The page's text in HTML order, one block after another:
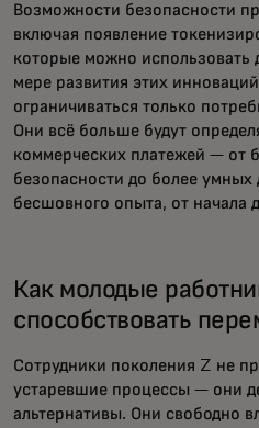
Возможности безопасности
включая появление
которые можно использовать
мере развития этих
ограничиваться только
Они всё больше будут
коммерческих платежей — от
безопасности до более умных
бесшовного опыта, от начала
Как молодые
способствовать
Сотрудники поколения Z не
устаревшие процессы — они
альтернативы. Они свободно